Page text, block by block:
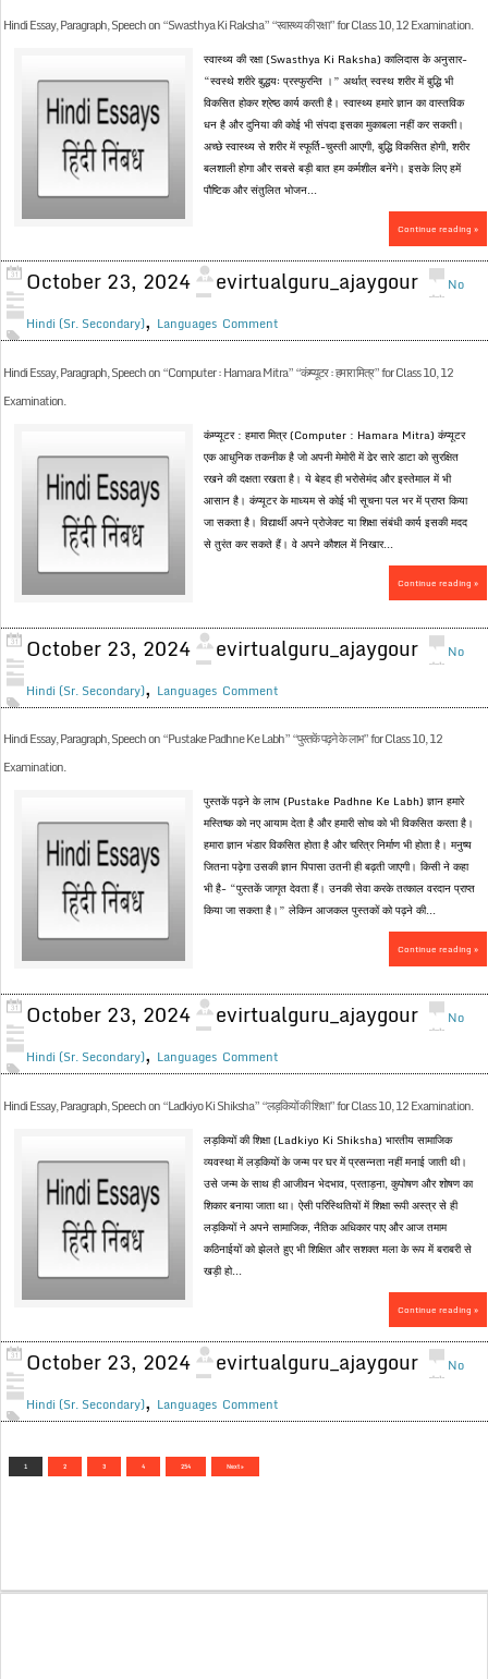
Hindi Essay, Paragraph, Speech on “Swasthya Ki Raksha” “स्वास्थ्य की रक्षा” for Class 10, 12 Examination.
स्वास्थ्य की रक्षा (Swasthya Ki Raksha) कालिदास के अनुसार-
“स्वस्थे शरीरे बुद्धयः प्रस्फुरन्ति ।” अर्थात् स्वस्थ शरीर में बुद्धि भी
विकसित होकर श्रेष्ठ कार्य करती है। स्वास्थ्य हमारे ज्ञान का वास्तविक
धन है और दुनिया की कोई भी संपदा इसका मुकाबला नहीं कर सकती।
अच्छे स्वास्थ्य से शरीर में स्फूर्ति-चुस्ती आएगी, बुद्धि विकसित होगी, शरीर
बलशाली होगा और सबसे बड़ी बात हम कर्मशील बनेंगे। इसके लिए हमें
पौष्टिक और संतुलित भोजन...
Continue reading »
October 23, 2024 evirtualguru_ajaygour
Hindi (Sr. Secondary), Languages
No
Comment
Hindi Essay, Paragraph, Speech on “Computer : Hamara Mitra” “कंम्प्यूटर : हमारा मित्र” for Class 10, 12
Examination.
कंम्प्यूटर : हमारा मित्र (Computer : Hamara Mitra) कंप्यूटर
एक आधुनिक तकनीक है जो अपनी मेमोरी में ढेर सारे डाटा को सुरक्षित
रखने की दक्षता रखता है। ये बेहद ही भरोसेमंद और इस्तेमाल में भी
आसान है। कंप्यूटर के माध्यम से कोई भी सूचना पल भर में प्राप्त किया
जा सकता है। विद्यार्थी अपने प्रोजेक्ट या शिक्षा संबंधी कार्य इसकी मदद
से तुरंत कर सकते हैं। वे अपने कौशल में निखार...
Continue reading »
October 23, 2024 evirtualguru_ajaygour
Hindi (Sr. Secondary), Languages
No
Comment
Hindi Essay, Paragraph, Speech on “Pustake Padhne Ke Labh” “पुस्तकें पढ़ने के लाभ” for Class 10, 12
Examination.
पुस्तकें पढ़ने के लाभ (Pustake Padhne Ke Labh) ज्ञान हमारे
मस्तिष्क को नए आयाम देता है और हमारी सोच को भी विकसित करता है।
हमारा ज्ञान भंडार विकसित होता है और चरित्र निर्माण भी होता है। मनुष्य
जितना पढ़ेगा उसकी ज्ञान पिपासा उतनी ही बढ़ती जाएगी। किसी ने कहा
भी है- “पुस्तकें जागृत देवता हैं। उनकी सेवा करके तत्काल वरदान प्राप्त
किया जा सकता है।” लेकिन आजकल पुस्तकों को पढ़ने की...
Continue reading »
October 23, 2024 evirtualguru_ajaygour
Hindi (Sr. Secondary), Languages
No
Comment
Hindi Essay, Paragraph, Speech on “Ladkiyo Ki Shiksha” “लड़कियों की शिक्षा” for Class 10, 12 Examination.
लड़कियों की शिक्षा (Ladkiyo Ki Shiksha) भारतीय सामाजिक
व्यवस्था में लड़कियों के जन्म पर घर में प्रसन्नता नहीं मनाई जाती थी।
उसे जन्म के साथ ही आजीवन भेदभाव, प्रताड़ना, कुपोषण और शोषण का
शिकार बनाया जाता था। ऐसी परिस्थितियों में शिक्षा रूपी अस्त्र से ही
लड़कियों ने अपने सामाजिक, नैतिक अधिकार पाए और आज तमाम
कठिनाईयों को झेलते हुए भी शिक्षित और सशक्त मला के रूप में बराबरी से
खड़ी हो...
Continue reading »
October 23, 2024 evirtualguru_ajaygour
Hindi (Sr. Secondary), Languages
No
Comment
1 2 3 4 254 Next »